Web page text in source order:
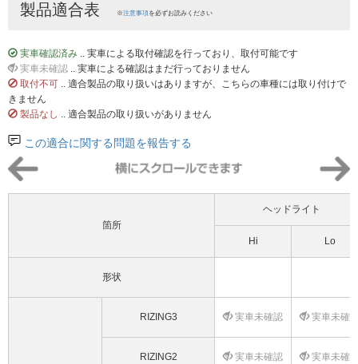
製品適合表 ※注意事項を必ずお読みください
実車確認済み .. 実車による取付確認を行っており、取付可能です
実車未確認 .. 実車による確認はまだ行っておりません
取付不可 .. 適合製品の取り扱いはありますが、こちらの車種には取り付けで
きません
製品なし .. 適合製品の取り扱いがありません
この適合に関する問題を報告する
箇所
ヘッドライト
Hi Lo
形状
RIZING3 実車未確認 実車未確
RIZING2 実車未確認 実車未確